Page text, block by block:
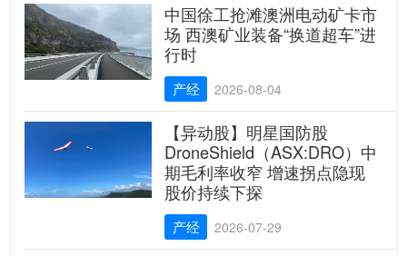
中国徐工抢滩澳洲电动矿卡市
场 西澳矿业装备“换道超车”进
行时
产经 2026-08-04
【异动股】明星国防股
DroneShield（ASX:DRO）中
期毛利率收窄 增速拐点隐现
股价持续下探
产经 2026-07-29